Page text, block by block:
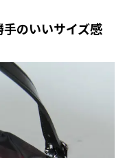
のいいサイズ感